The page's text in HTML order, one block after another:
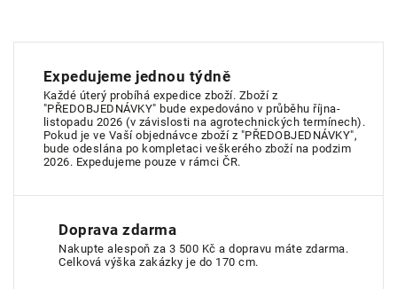
Expedujeme jednou týdně
Každé úterý probíhá expedice zboží. Zboží z
"PŘEDOBJEDNÁVKY" bude expedováno v průběhu října-
listopadu 2026 (v závislosti na agrotechnických termínech).
Pokud je ve Vaší objednávce zboží z "PŘEDOBJEDNÁVKY",
bude odeslána po kompletaci veškerého zboží na podzim
2026. Expedujeme pouze v rámci ČR.
Doprava zdarma
Nakupte alespoň za 3 500 Kč a dopravu máte zdarma.
Celková výška zakázky je do 170 cm.